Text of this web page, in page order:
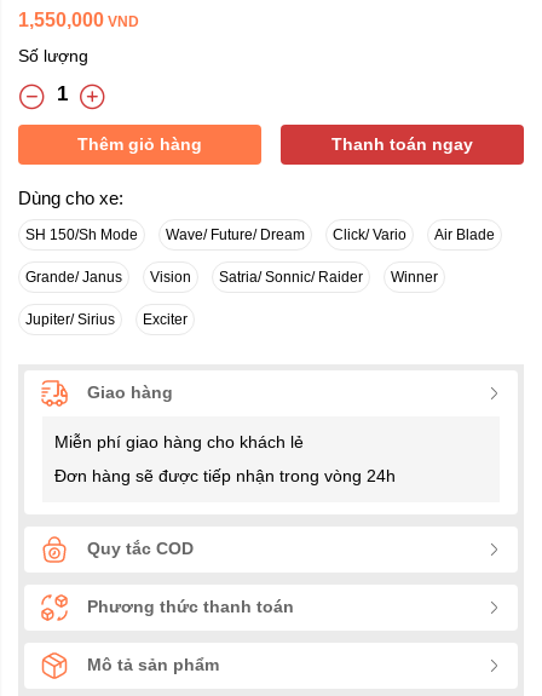
1,550,000 VND
Số lượng
Thêm giỏ hàng Thanh toán ngay
Dùng cho xe:
SH 150/Sh Mode Wave/ Future/ Dream Click/ Vario Air Blade
Grande/ Janus Vision Satria/ Sonnic/ Raider Winner
Jupiter/ Sirius Exciter
Giao hàng
Miễn phí giao hàng cho khách lẻ
Đơn hàng sẽ được tiếp nhận trong vòng 24h
Quy tắc COD
Phương thức thanh toán
Mô tả sản phẩm